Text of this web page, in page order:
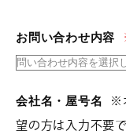
お問い合わせ内容
会社名・屋号名 ※
望の方は入力不要